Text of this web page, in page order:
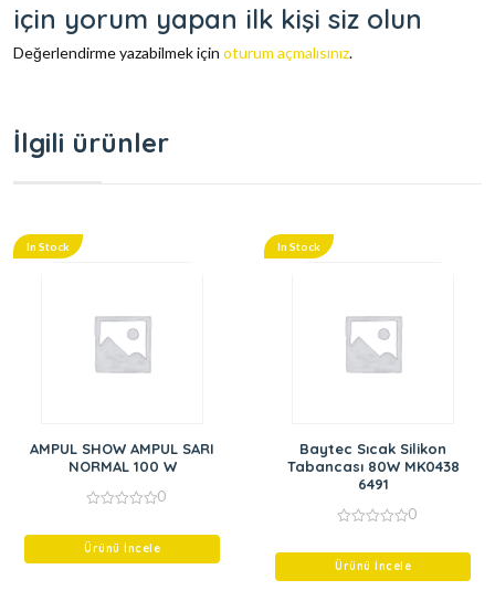
için yorum yapan ilk kişi siz olun
Değerlendirme yazabilmek için oturum açmalısınız.
İlgili ürünler
In Stock
AMPUL SHOW AMPUL SARI
NORMAL 100 W
of
0
Ürünü İncele
In Stock
Baytec Sıcak Silikon
Tabancası 80W MK0438
6491
of
0
Ürünü İncele